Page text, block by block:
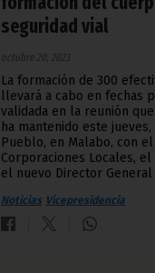
seguridad vial
octubre 20, 2023
La formación de 300
llevará a cabo en fechas
validada en la reunión
ha mantenido este
Pueblo, en Malabo, con
Corporaciones Locales,
el nuevo Director General
Noticias Vicepresidencia